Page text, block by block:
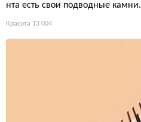
нта есть свои подводные камни.
Красота 13 004